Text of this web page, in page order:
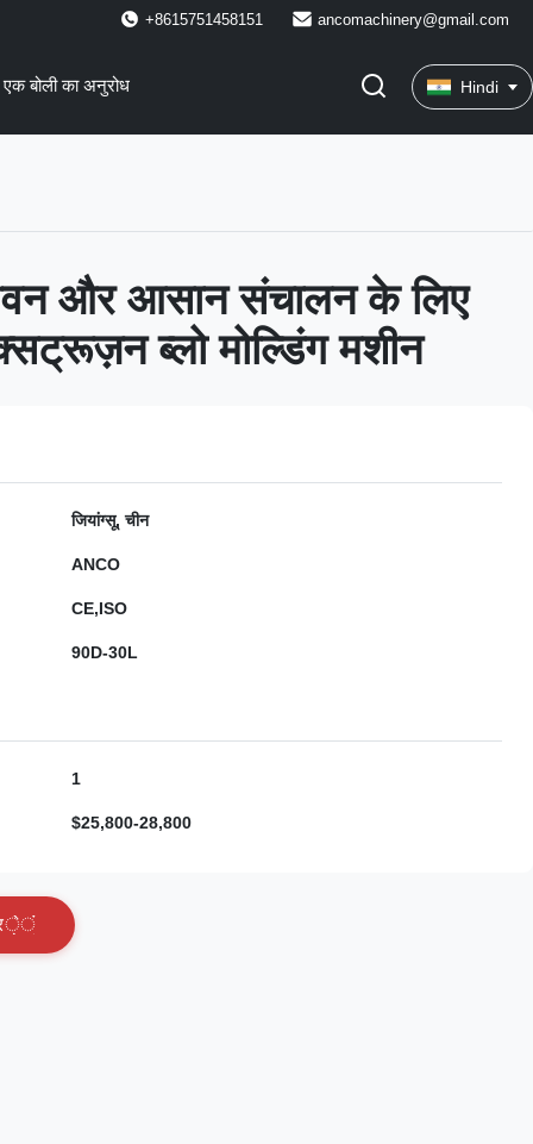
+8615751458151 ancomachinery@gmail.com
एक बोली का अनुरोध Hindi
और आसान संचालन के लिए
ब्लो मोल्डिंग मशीन
जियांग्सू, चीन
ANCO
CE,ISO
90D-30L
1
$25,800-28,800
ें